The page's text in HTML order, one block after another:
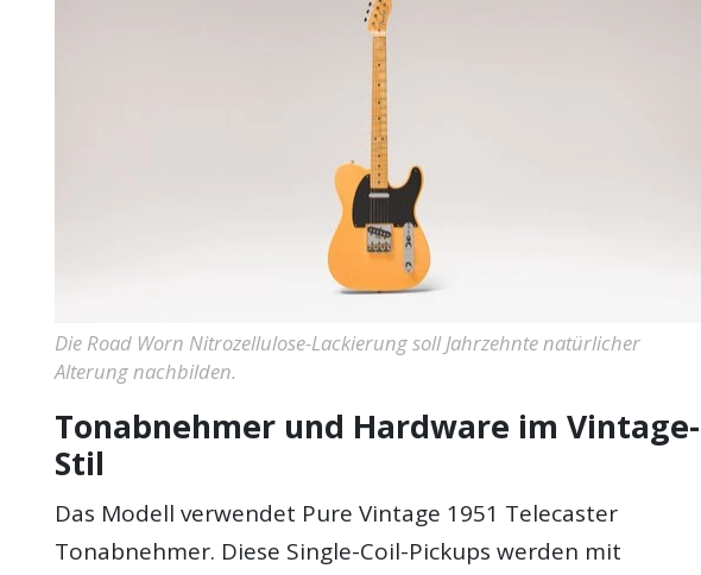
Die Road Worn Nitrozellulose-Lackierung soll Jahrzehnte natürlicher
Alterung nachbilden.
Tonabnehmer und Hardware im Vintage-
Stil
Das Modell verwendet Pure Vintage 1951 Telecaster
Tonabnehmer. Diese Single-Coil-Pickups werden mit